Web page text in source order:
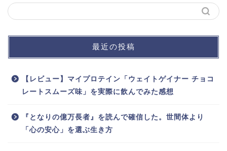
最近の投稿
【レビュー】マイプロテイン「ウェイトゲイナー チョコ
レートスムーズ味」を実際に飲んでみた感想
『となりの億万長者』を読んで確信した。世間体より
「心の安心」を選ぶ生き方